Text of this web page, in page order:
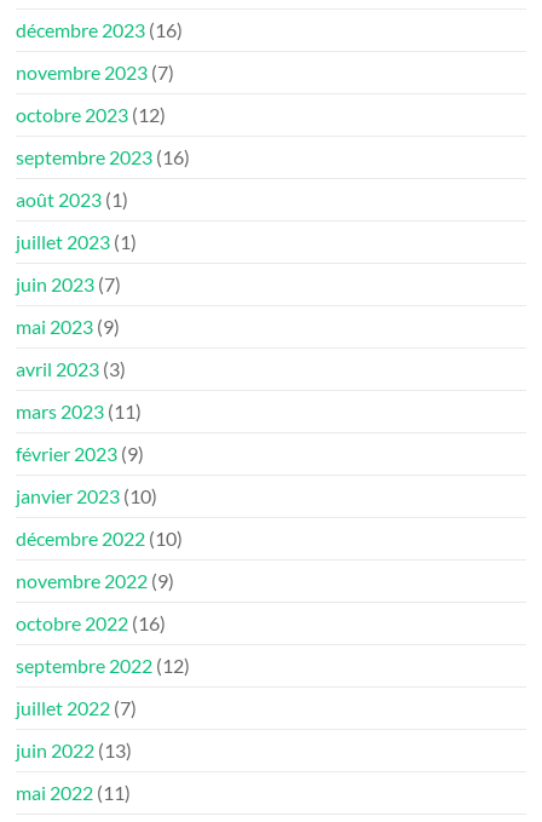
décembre 2023 (16)
novembre 2023 (7)
octobre 2023 (12)
septembre 2023 (16)
août 2023 (1)
juillet 2023 (1)
juin 2023 (7)
mai 2023 (9)
avril 2023 (3)
mars 2023 (11)
février 2023 (9)
janvier 2023 (10)
décembre 2022 (10)
novembre 2022 (9)
octobre 2022 (16)
septembre 2022 (12)
juillet 2022 (7)
juin 2022 (13)
mai 2022 (11)